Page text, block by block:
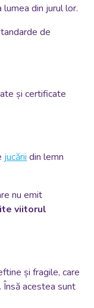
din jurul lor.
de
și certificate
jucăriidin lemn
nu emit
viitorul
și fragile, care
acestea sunt